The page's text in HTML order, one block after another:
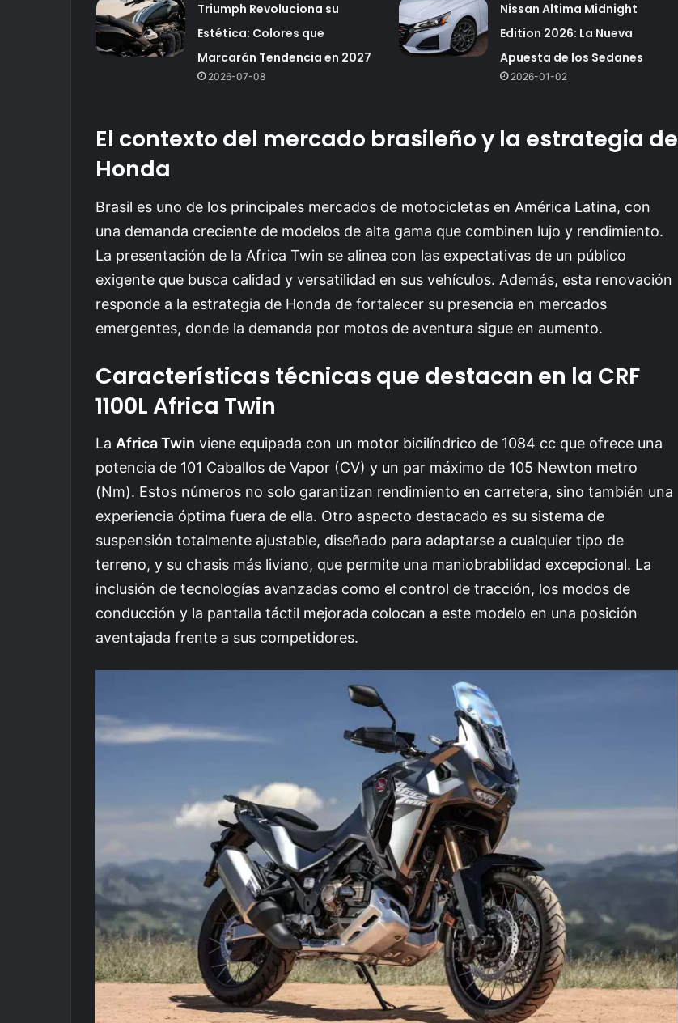
Triumph Revoluciona su
Estética: Colores que
Marcarán Tendencia en 2027
2026-07-08
Nissan Altima Midnight
Edition 2026: La Nueva
Apuesta de los Sedanes
2026-01-02
El contexto del mercado brasileño y la estrategia de
Honda
Brasil es uno de los principales mercados de motocicletas en América Latina, con
una demanda creciente de modelos de alta gama que combinen lujo y rendimiento.
La presentación de la Africa Twin se alinea con las expectativas de un público
exigente que busca calidad y versatilidad en sus vehículos. Además, esta renovación
responde a la estrategia de Honda de fortalecer su presencia en mercados
emergentes, donde la demanda por motos de aventura sigue en aumento.
Características técnicas que destacan en la CRF
1100L Africa Twin
La Africa Twin viene equipada con un motor bicilíndrico de 1084 cc que ofrece una
potencia de 101 Caballos de Vapor (CV) y un par máximo de 105 Newton metro
(Nm). Estos números no solo garantizan rendimiento en carretera, sino también una
experiencia óptima fuera de ella. Otro aspecto destacado es su sistema de
suspensión totalmente ajustable, diseñado para adaptarse a cualquier tipo de
terreno, y su chasis más liviano, que permite una maniobrabilidad excepcional. La
inclusión de tecnologías avanzadas como el control de tracción, los modos de
conducción y la pantalla táctil mejorada colocan a este modelo en una posición
aventajada frente a sus competidores.